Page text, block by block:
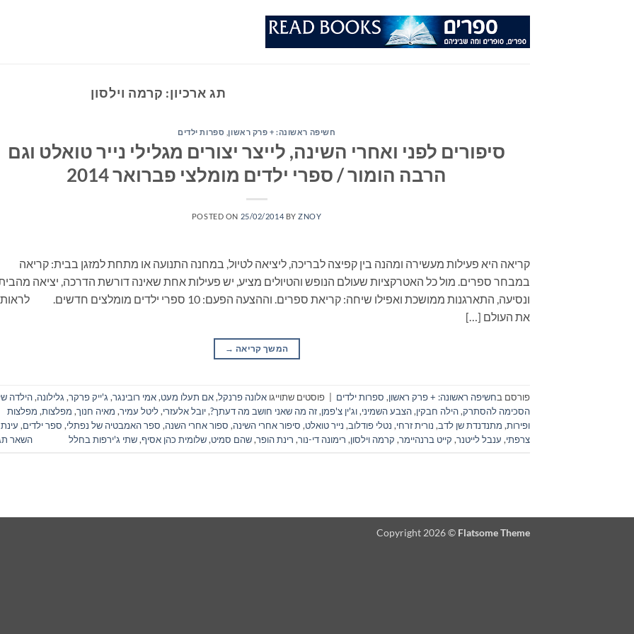
תג ארכיון: קרמה וילסון
חשיפה ראשונה: + פרק ראשון ספרות ילדים
סיפורים לפני ואחרי השינה, לייצר יצורים מגלילי נייר טואלט וגם
הרבה הומור / ספרי ילדים מומלצי פברואר 2014
POSTED ON 25/02/2014 BYZNOY
קריאה היא פעילות מעשירה ומהנה בין קפיצה לבריכה, ליציאה לטיול, במחנה התנועה או מתחת למזגן בבית: קריאה
במבחר ספרים. מול כל האטרקציות שעולם הנופש והטיולים מציע, יש פעילות אחת שאינה דורשת הדרכה, יציאה
ונסיעה, התארגנות ממושכת ואפילו שיחה: קריאת ספרים. וההצעה הפעם: 10 ספרי ילדים מומלצים חדשים. לראות
את העולם […]
המשך קריאה →
פורסם בחשיפה ראשונה: + פרק ראשון, ספרות ילדים פוסטים שתוייגו אלונה פרנקל,אם תעלו מעט,אמי רובינגר, ג'ייק פרקר, גלילונה,הילדה
הסכימה להסתרק,הילה חבקין,הצבע השמיני,וג'ין צ'פמן,זה מה שאני חושב מה דעתך?,יובל אלעזרי,ליטל עמיר, מאיה חנוך, מפלצות, מפלצות
ופירות, מתנדנדת שן לדב, נורית זרחי, נטלי פודלוב, נייר טואלט, סיפור אחרי השינה, ספור אחרי השנה, ספר האמבטיה של נפתלי, ספר ילדים, עינת
צרפתי, ענבל לייטנר, קייט ברנהיימר, קרמה וילסון, רימונה די-נור, רינת הופר,שהם סמיט,שלומית כהן אסיף,שתי ג'ירפות בחלל השאר
Copyright 2026 © Flatsome Theme